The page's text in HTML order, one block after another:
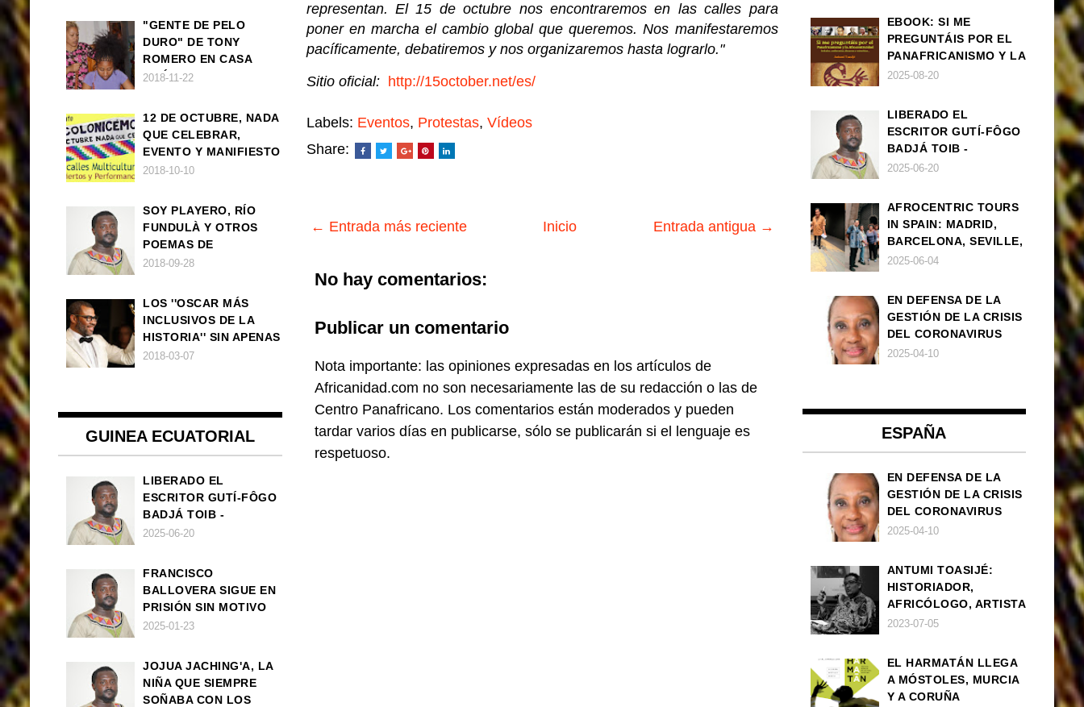
representan. El 15 de octubre nos encontraremos en las calles para
poner en marcha el cambio global que queremos. Nos manifestaremos
pacíficamente, debatiremos y nos organizaremos hasta lograrlo."
Sitio oficial: http://15october.net/es/
Labels: Eventos, Protestas, Vídeos
Share:
← Entrada más reciente Entrada antigua →
Inicio
No hay comentarios:
Publicar un comentario
Nota importante: las opiniones expresadas en los artículos de
Africanidad.com no son necesariamente las de su redacción o las de
Centro Panafricano. Los comentarios están moderados y pueden
tardar varios días en publicarse, sólo se publicarán si el lenguaje es
respetuoso.
"GENTE DE PELO
DURO" DE TONY
ROMERO EN CASA
AMÉRICA
2018-11-22
12 DE OCTUBRE, NADA
QUE CELEBRAR,
EVENTO Y MANIFIESTO
2018-10-10
SOY PLAYERO, RÍO
FUNDULÀ Y OTROS
POEMAS DE
FRANCISCO
2018-09-28
LOS ''OSCAR MÁS
INCLUSIVOS DE LA
HISTORIA'' SIN APENAS
TRIUNFOS AFRO
2018-03-07
GUINEA ECUATORIAL
LIBERADO EL
ESCRITOR GUTÍ-FÔGO
BADJÁ TOIB -
FRANCISCO
2025-06-20
FRANCISCO
BALLOVERA SIGUE EN
PRISIÓN SIN MOTIVO
ALGUNO
2025-01-23
JOJUA JACHING'A, LA
NIÑA QUE SIEMPRE
SOÑABA CON LOS
EBOOK: SI ME
PREGUNTÁIS POR EL
PANAFRICANISMO Y LA
AFROCENTRICIDAD
2025-08-20
LIBERADO EL
ESCRITOR GUTÍ-FÔGO
BADJÁ TOIB -
FRANCISCO
2025-06-20
AFROCENTRIC TOURS
IN SPAIN: MADRID,
BARCELONA, SEVILLE,
IBIZA
2025-06-04
EN DEFENSA DE LA
GESTIÓN DE LA CRISIS
DEL CORONAVIRUS
POR PARTE DEL
2025-04-10
ESPAÑA
EN DEFENSA DE LA
GESTIÓN DE LA CRISIS
DEL CORONAVIRUS
POR PARTE DEL
2025-04-10
ANTUMI TOASIJÉ:
HISTORIADOR,
AFRICÓLOGO, ARTISTA
2023-07-05
EL HARMATÁN LLEGA
A MÓSTOLES, MURCIA
Y A CORUÑA